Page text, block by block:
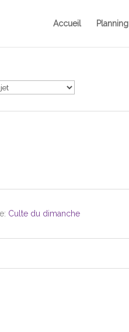
Accueil Planning
Culte du dimanche